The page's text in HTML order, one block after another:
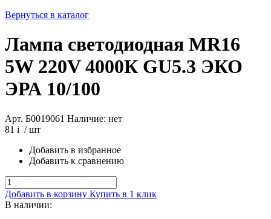
Вернуться в каталог
Лампа светодиодная MR16
5W 220V 4000К GU5.3 ЭКО
ЭРА 10/100
Арт. Б0019061 Наличие: нет
81 i / шт
Добавить в избранное
Добавить к сравнению
Добавить в корзину Купить в 1 клик
В наличии: